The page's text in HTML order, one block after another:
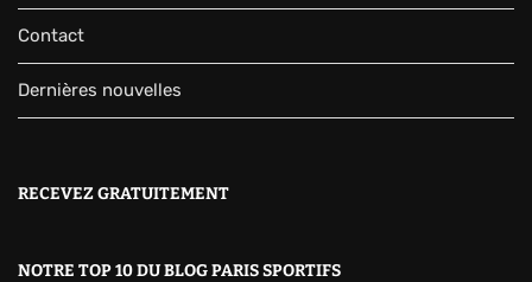
Contact
Dernières nouvelles
RECEVEZ GRATUITEMENT
NOTRE TOP 10 DU BLOG PARIS SPORTIFS